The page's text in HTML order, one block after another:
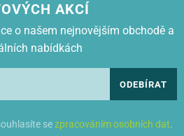
AKCÍ
o našem nejnovějším obchodě a
nabídkách
ODEBÍRAT
sezpracováním osobních dat.